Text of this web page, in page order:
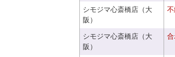
シモジマ心斎橋店（大
阪）
シモジマ心斎橋店（大
阪）